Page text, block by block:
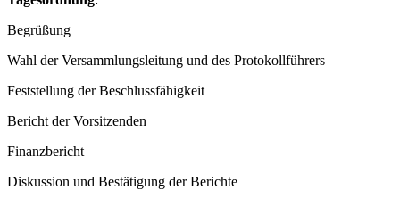
Begrüßung
Wahl der Versammlungsleitung und des Protokollführers
Feststellung der Beschlussfähigkeit
Bericht der Vorsitzenden
Finanzbericht
Diskussion und Bestätigung der Berichte